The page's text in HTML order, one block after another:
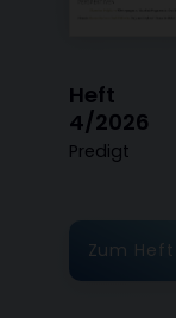
Heft
4/2026
:
Predigt
Zum Heft